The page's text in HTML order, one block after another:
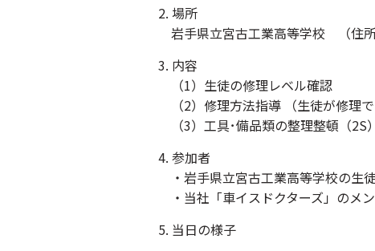
2. 場所
岩手県立宮古工業高等学校 （住所
3. 内容
（1）生徒の修理レベル確認
（2）修理方法指導 （生徒が修理
（3）工具･備品類の整理整頓（2S
4. 参加者
・岩手県立宮古工業高等学校の生
・当社「車イスドクターズ」のメ
5. 当日の様子